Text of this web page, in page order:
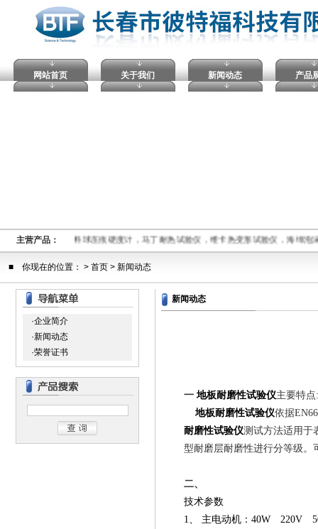
网站首页 关于我们 新闻动态 产品
主营产品：
压击穿试验仪，塑料球压痕硬度计，马丁耐热试验仪，维卡热变形试验仪，海绵
■ 你现在的位置： > 首页 > 新闻动态
·企业简介
·新闻动态
·荣誉证书
新闻动态
一 地板耐磨性试验仪主要特点:
地板耐磨性试验仪依据
耐磨性试验仪测试方法适用于
型耐磨层耐磨性进行分等级。
二、
技术参数
1、 主电动机：40W 220V